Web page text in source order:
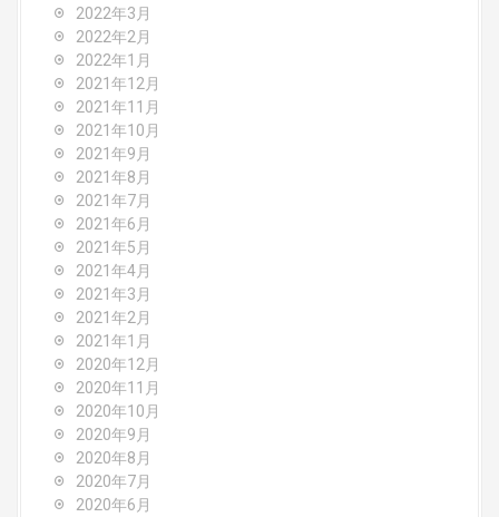
2022年3月
2022年2月
2022年1月
2021年12月
2021年11月
2021年10月
2021年9月
2021年8月
2021年7月
2021年6月
2021年5月
2021年4月
2021年3月
2021年2月
2021年1月
2020年12月
2020年11月
2020年10月
2020年9月
2020年8月
2020年7月
2020年6月